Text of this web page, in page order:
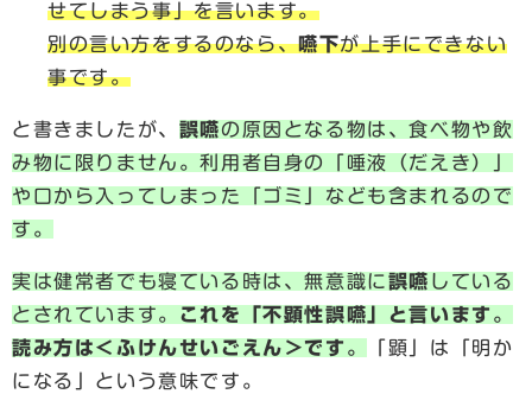
せてしまう事」を言います。
別の言い方をするのなら、嚥下が上手にできない
事です。
と書きましたが、 誤嚥の原因となる物は、食べ物や飲
み物に限りません。利用者自身の「唾液（だえき）」
や口から入ってしまった「ゴミ」なども含まれるので
す。
実は健常者でも寝ている時は、無意識に誤嚥 している
とされています。 これを「不顕性誤嚥」と言います。
読み方は＜ふけんせいごえん＞です。
「顕」は「明か
になる」という意味です。